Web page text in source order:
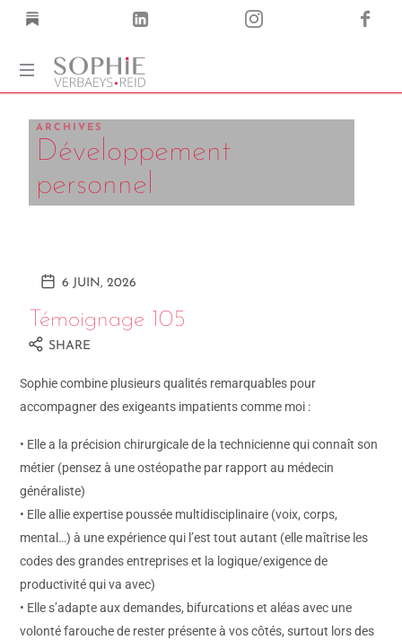
Corps
·
·
Mots
ARCHIVES
Développement
personnel
6 JUIN, 2026
Témoignage 105
SHARE
Sophie combine plusieurs qualités remarquables pour
accompagner des exigeants impatients comme moi :
• Elle a la précision chirurgicale de la technicienne qui connaît son
métier (pensez à une ostéopathe par rapport au médecin
généraliste)
• Elle allie expertise poussée multidisciplinaire (voix, corps,
mental…) à une expérience qui l’est tout autant (elle maîtrise les
codes des grandes entreprises et la logique/exigence de
productivité qui va avec)
• Elle s’adapte aux demandes, bifurcations et aléas avec une
volonté farouche de rester présente à vos côtés, surtout lors des